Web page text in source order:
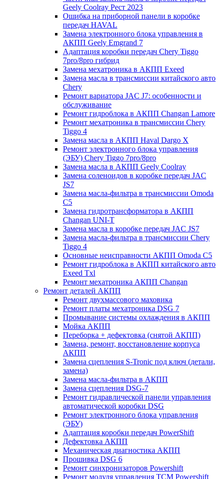
Geely Coolray Pест 2023
Ошибка на приборной панели в коробке
передач HAVAL
Замена электронного блока управления в
АКПП Geely Emgrand 7
Адаптация коробки передач Chery Tiggo
7pro/8pro гибрид
Замена мехатроника в АКПП Exeed
Замена масла в трансмиссии китайского авто
Chery
Ремонт вариатора JAC J7: особенности и
обслуживание
Ремонт гидроблока в АКПП Changan Lamore
Ремонт мехатроника в трансмиссии Chery
Tiggo 4
Замена масла в АКПП Haval Dargo X
Ремонт электронного блока управления
(ЭБУ) Chery Tiggo 7pro/8pro
Замена масла в АКПП Geely Coolray
Замена соленоидов в коробке передач JAC
JS7
Замена масла-фильтра в трансмиссии Omoda
C5
Замена гидротрансформатора в АКПП
Changan UNI-T
Замена масла в коробке передач JAC JS7
Замена масла-фильтра в трансмиссии Chery
Tiggo 4
Основные неисправности АКПП Omoda C5
Ремонт гидроблока в АКПП китайского авто
Exeed Txl
Ремонт мехатроника АКПП Changan
Ремонт деталей АКПП
Ремонт двухмассового маховика
Ремонт платы мехатроника DSG 7
Промывание системы охлаждения в АКПП
Мойка АКПП
Переборка + дефектовка (снятой АКПП)
Замена, ремонт, восстановление корпуса
АКПП
Замена сцепления S-Tronic под ключ (детали,
замена)
Замена масла-фильтра в АКПП
Замена сцепления DSG-7
Ремонт гидравлической панели управления
автоматической коробки DSG
Ремонт электронного блока управления
(ЭБУ)
Адаптация коробки передач PowerShift
Дефектовка АКПП
Механическая диагностика АКПП
Прошивка DSG 6
Ремонт синхронизаторов Powershift
Ремонт модуля управления TCM Powershift